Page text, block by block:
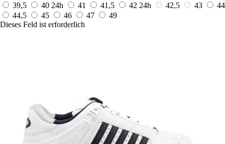
39,5
40 24h 41 41,5 42 24h 42,5 43
44
44,5
45 46 47
49
Dieses Feld ist erforderlich